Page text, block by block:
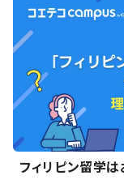
フィリピン留学